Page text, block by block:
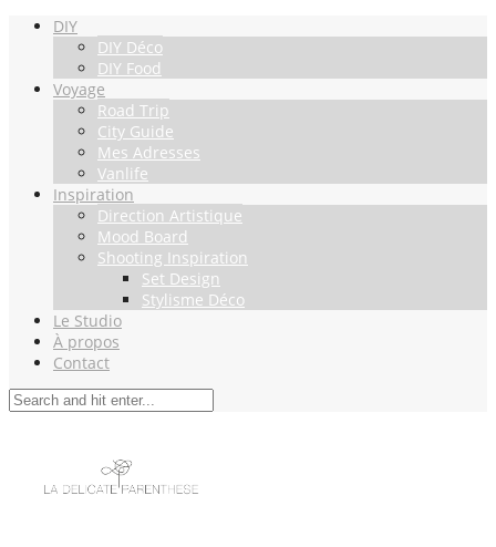
DIY
DIY Déco
DIY Food
Voyage
Road Trip
City Guide
Mes Adresses
Vanlife
Inspiration
Direction Artistique
Mood Board
Shooting Inspiration
Set Design
Stylisme Déco
Le Studio
À propos
Contact